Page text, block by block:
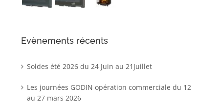
Evènements récents
Soldes été 2026 du 24 Juin au 21Juillet
Les journées GODIN opération commerciale du 12
au 27 mars 2026